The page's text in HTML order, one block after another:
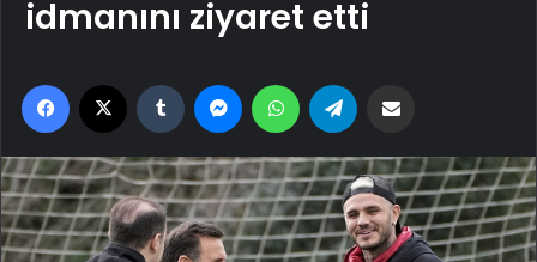
idmanını ziyaret etti
Facebook Tumblr MessengerWhatsApp